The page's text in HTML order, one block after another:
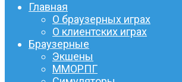
Главная
О браузерных играх
О клиентских играх
Браузерные
Экшены
ММОРПГ